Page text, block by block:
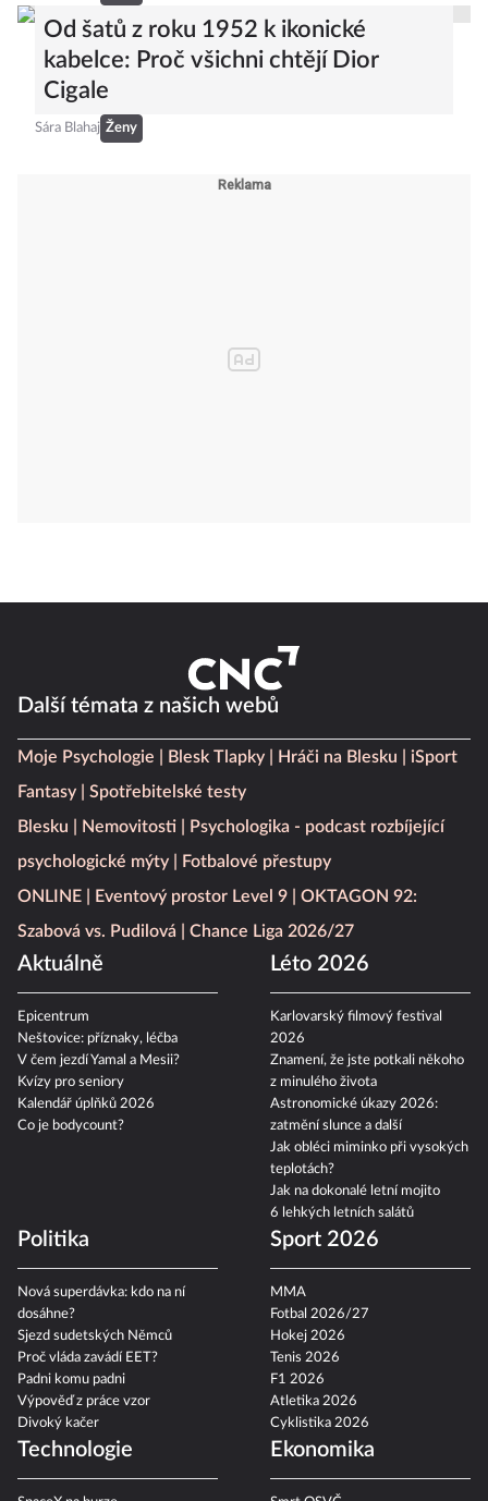
Od šatů z roku 1952 k ikonické
kabelce: Proč všichni chtějí Dior
Cigale
Sára Blahaj Ženy
Další témata z našich webů
Moje Psychologie Blesk Tlapky Hráči na Blesku
iSport
Fantasy
Spotřebitelské testy
Blesku
Nemovitosti
Psychologika - podcast rozbíjející
psychologické mýty
Fotbalové přestupy
ONLINE
Eventový prostor Level 9
OKTAGON 92:
Szabová vs. Pudilová
Chance Liga 2026/27
Aktuálně
Epicentrum
Neštovice: příznaky, léčba
V čem jezdí Yamal a Mesii?
Kvízy pro seniory
Kalendář úplňků 2026
Co je bodycount?
Léto 2026
Karlovarský filmový festival
2026
Znamení, že jste potkali někoho
z minulého života
Astronomické úkazy 2026:
zatmění slunce a další
Jak obléci miminko při vysokých
teplotách?
Jak na dokonalé letní mojito
6 lehkých letních salátů
Politika
Nová superdávka: kdo na ní
dosáhne?
Sjezd sudetských Němců
Proč vláda zavádí EET?
Padni komu padni
Výpověď z práce vzor
Divoký kačer
Sport 2026
MMA
Fotbal 2026/27
Hokej 2026
Tenis 2026
F1 2026
Atletika 2026
Cyklistika 2026
Technologie Ekonomika